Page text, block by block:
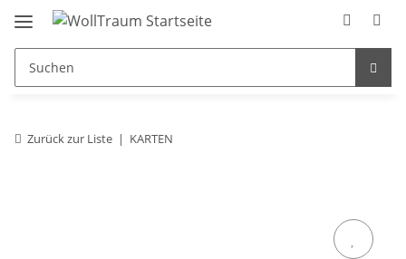
Zurück zur Liste KARTEN